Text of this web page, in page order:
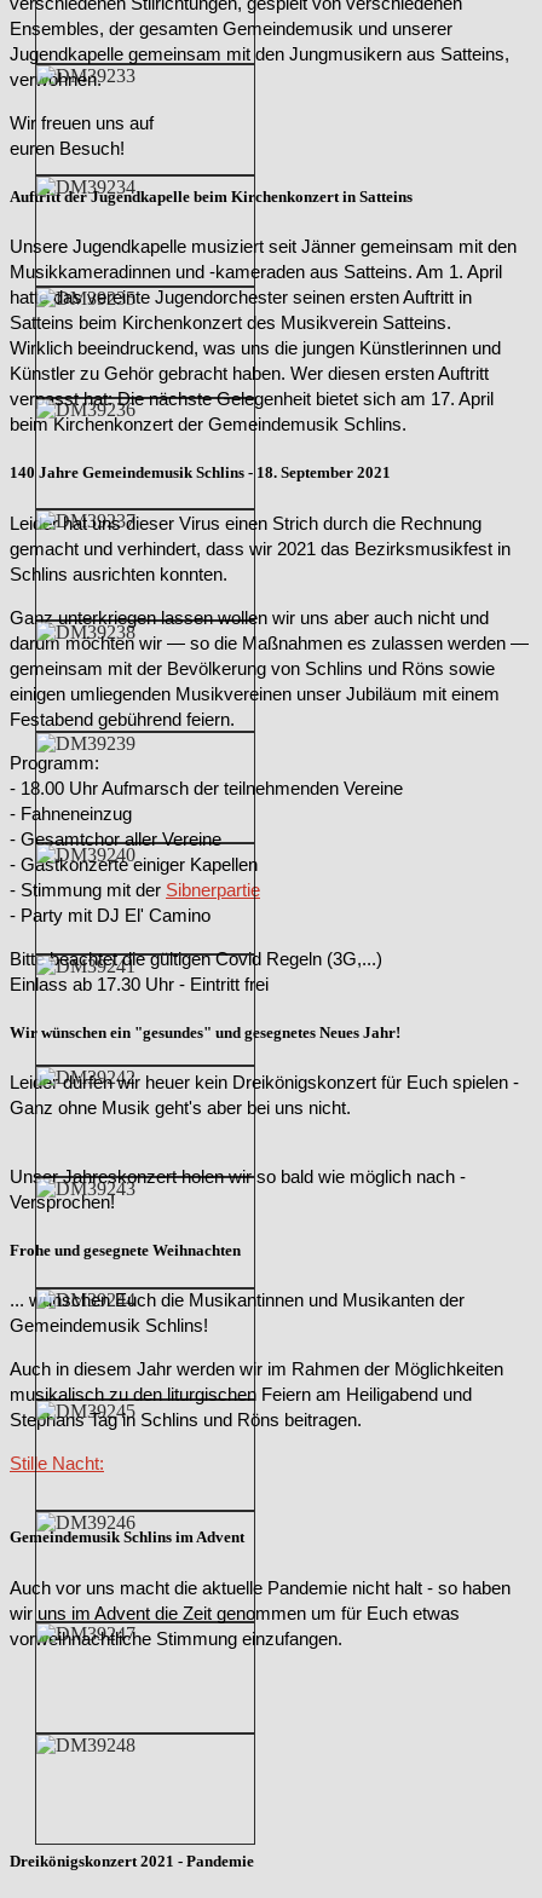
Ensembles, der gesamten Gemeindemusik und unserer
Jugendkapelle gemeinsam mit den Jungmusikern aus Satteins,
verwöhnen.
Wir freuen uns auf
euren Besuch!
Auftritt der Jugendkapelle beim Kirchenkonzert in Satteins
Unsere Jugendkapelle musiziert seit Jänner gemeinsam mit den
Musikkameradinnen und -kameraden aus Satteins. Am 1. April
hatte das vereinte Jugendorchester seinen ersten Auftritt in
Satteins beim Kirchenkonzert des Musikverein Satteins.
Wirklich beeindruckend, was uns die jungen Künstlerinnen und
Künstler zu Gehör gebracht haben. Wer diesen ersten Auftritt
verpasst hat: Die nächste Gelegenheit bietet sich am 17. April
beim Kirchenkonzert der Gemeindemusik Schlins.
140 Jahre Gemeindemusik Schlins - 18. September 2021
Leider hat uns dieser Virus einen Strich durch die Rechnung
gemacht und verhindert, dass wir 2021 das Bezirksmusikfest in
Schlins ausrichten konnten.
Ganz unterkriegen lassen wollen wir uns aber auch nicht und
darum möchten wir — so die Maßnahmen es zulassen werden —
gemeinsam mit der Bevölkerung von Schlins und Röns sowie
einigen umliegenden Musikvereinen unser Jubiläum mit einem
Festabend gebührend feiern.
Programm:
- 18.00 Uhr Aufmarsch der teilnehmenden Vereine
- Fahneneinzug
- Gesamtchor aller Vereine
- Gastkonzerte einiger Kapellen
- Stimmung mit der Sibnerpartie
- Party mit DJ El' Camino
Bitte beachtet die gültigen Covid Regeln (3G,...)
Einlass ab 17.30 Uhr - Eintritt frei
Wir wünschen ein "gesundes" und gesegnetes Neues Jahr!
Leider dürfen wir heuer kein Dreikönigskonzert für Euch spielen -
Ganz ohne Musik geht's aber bei uns nicht.
Unser Jahreskonzert holen wir so bald wie möglich nach -
Versprochen!
Frohe und gesegnete Weihnachten
... wünschen Euch die Musikantinnen und Musikanten der
Gemeindemusik Schlins!
Auch in diesem Jahr werden wir im Rahmen der Möglichkeiten
musikalisch zu den liturgischen Feiern am Heiligabend und
Stephans Tag in Schlins und Röns beitragen.
Stille Nacht:
Gemeindemusik Schlins im Advent
Auch vor uns macht die aktuelle Pandemie nicht halt - so haben
wir uns im Advent die Zeit genommen um für Euch etwas
vorweihnachtliche Stimmung einzufangen.
Dreikönigskonzert 2021 - Pandemie